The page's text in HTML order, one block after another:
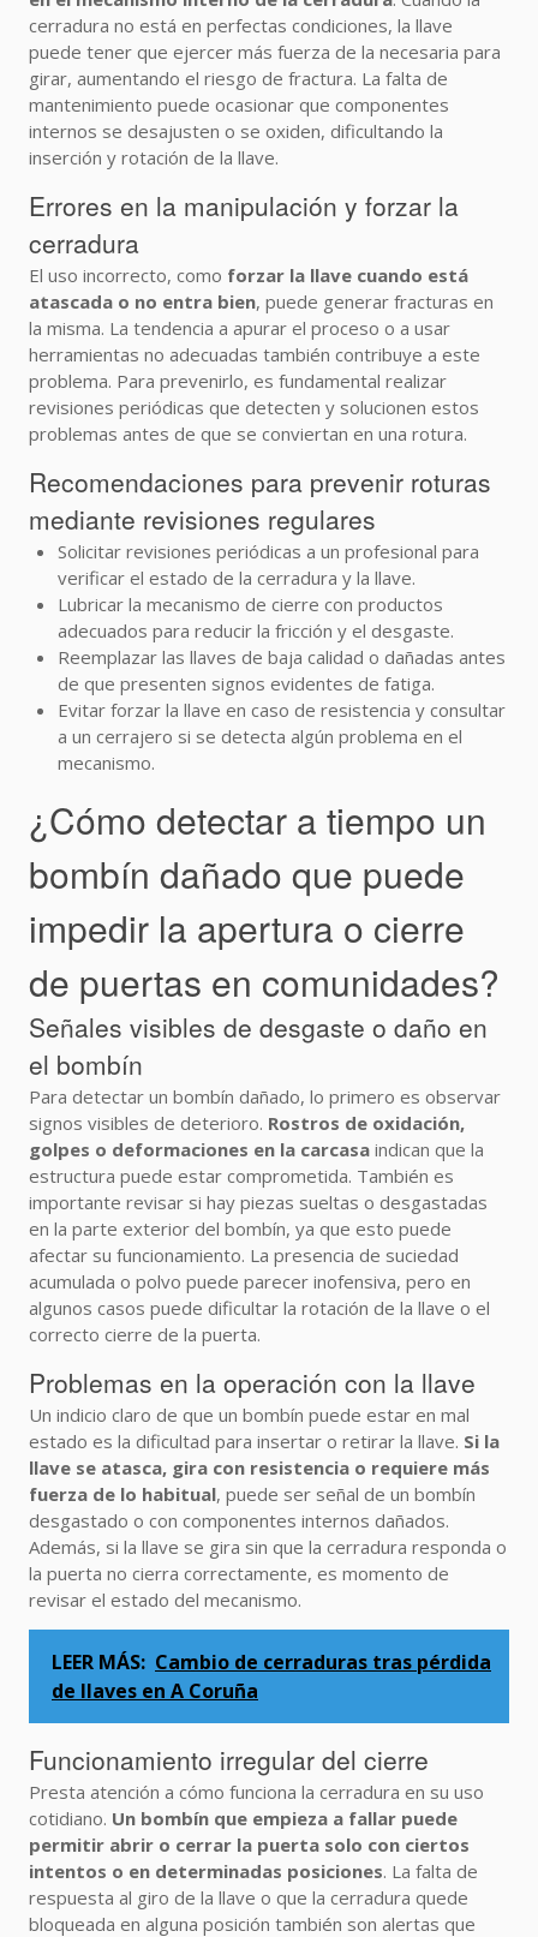
cerradura no está en perfectas condiciones, la llave
puede tener que ejercer más fuerza de la necesaria para
girar, aumentando el riesgo de fractura. La falta de
mantenimiento puede ocasionar que componentes
internos se desajusten o se oxiden, dificultando la
inserción y rotación de la llave.
Errores en la manipulación y forzar la
cerradura
El uso incorrecto, como forzar la llave cuando está
atascada o no entra bien, puede generar fracturas en
la misma. La tendencia a apurar el proceso o a usar
herramientas no adecuadas también contribuye a este
problema. Para prevenirlo, es fundamental realizar
revisiones periódicas que detecten y solucionen estos
problemas antes de que se conviertan en una rotura.
Recomendaciones para prevenir roturas
mediante revisiones regulares
Solicitar revisiones periódicas a un profesional para
verificar el estado de la cerradura y la llave.
Lubricar la mecanismo de cierre con productos
adecuados para reducir la fricción y el desgaste.
Reemplazar las llaves de baja calidad o dañadas antes
de que presenten signos evidentes de fatiga.
Evitar forzar la llave en caso de resistencia y consultar
a un cerrajero si se detecta algún problema en el
mecanismo.
¿Cómo detectar a tiempo un
bombín dañado que puede
impedir la apertura o cierre
de puertas en comunidades?
Señales visibles de desgaste o daño en
el bombín
Para detectar un bombín dañado, lo primero es observar
signos visibles de deterioro. Rostros de oxidación,
golpes o deformaciones en la carcasa indican que la
estructura puede estar comprometida. También es
importante revisar si hay piezas sueltas o desgastadas
en la parte exterior del bombín, ya que esto puede
afectar su funcionamiento. La presencia de suciedad
acumulada o polvo puede parecer inofensiva, pero en
algunos casos puede dificultar la rotación de la llave o el
correcto cierre de la puerta.
Problemas en la operación con la llave
Un indicio claro de que un bombín puede estar en mal
estado es la dificultad para insertar o retirar la llave. Si la
llave se atasca, gira con resistencia o requiere más
fuerza de lo habitual, puede ser señal de un bombín
desgastado o con componentes internos dañados.
Además, si la llave se gira sin que la cerradura responda o
la puerta no cierra correctamente, es momento de
revisar el estado del mecanismo.
LEER MÁS: Cambio de cerraduras tras pérdida
de llaves en A Coruña
Funcionamiento irregular del cierre
Presta atención a cómo funciona la cerradura en su uso
cotidiano. Un bombín que empieza a fallar puede
permitir abrir o cerrar la puerta solo con ciertos
intentos o en determinadas posiciones. La falta de
respuesta al giro de la llave o que la cerradura quede
bloqueada en alguna posición también son alertas que